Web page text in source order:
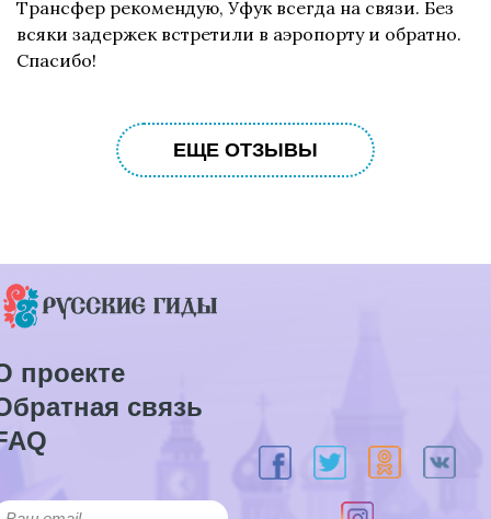
Трансфер рекомендую, Уфук всегда на связи. Без
всяки задержек встретили в аэропорту и обратно.
Спасибо!
ЕЩЕ ОТЗЫВЫ
проекте
связь